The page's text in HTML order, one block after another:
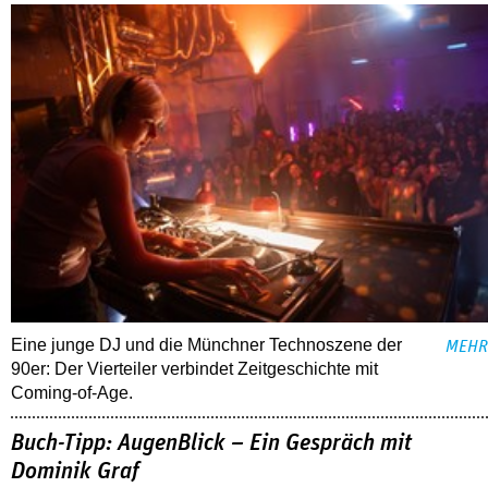
Eine junge DJ und die Münchner Technoszene der
90er: Der Vierteiler verbindet Zeitgeschichte mit
Coming-of-Age.
MEHR
Buch-Tipp: AugenBlick – Ein Gespräch mit
Dominik Graf